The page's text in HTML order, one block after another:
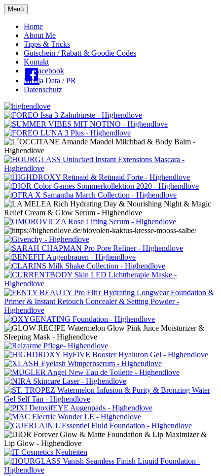
Menü
Oberes
Menü
Home
About Me
Tipps & Tricks
Gutschein / Rabatt & Goodie Codes
Kontakt
Facebook
Media Data / PR
Datenschutz